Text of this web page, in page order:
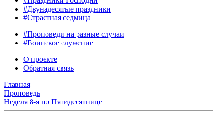
#Двунадесятые праздники
#Страстная седмица
#Проповеди на разные случаи
#Воинское служение
О проекте
Обратная связь
Главная
Проповедь
Неделя 8-я по Пятидесятнице